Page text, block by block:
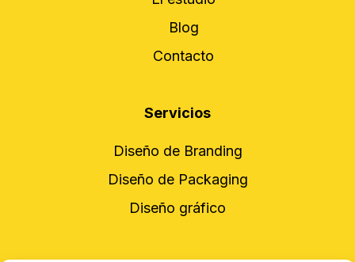
Blog
Contacto
Servicios
Diseño de Branding
Diseño de Packaging
Diseño gráfico